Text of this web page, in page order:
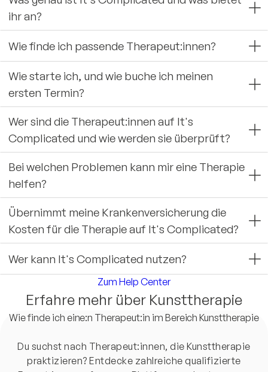
ihr an?
Wie finde ich passende Therapeut:innen?
Wie starte ich, und wie buche ich meinen
ersten Termin?
Wer sind die Therapeut:innen auf It's
Complicated und wie werden sie überprüft?
Bei welchen Problemen kann mir eine Therapie
helfen?
Übernimmt meine Krankenversicherung die
Kosten für die Therapie auf It's Complicated?
Wer kann It's Complicated nutzen?
Zum Help Center
Erfahre mehr über Kunsttherapie
Wie finde ich eine:n Therapeut:in im Bereich Kunsttherapie
Du suchst nach Therapeut:innen, die Kunsttherapie
praktizieren? Entdecke zahlreiche qualifizierte